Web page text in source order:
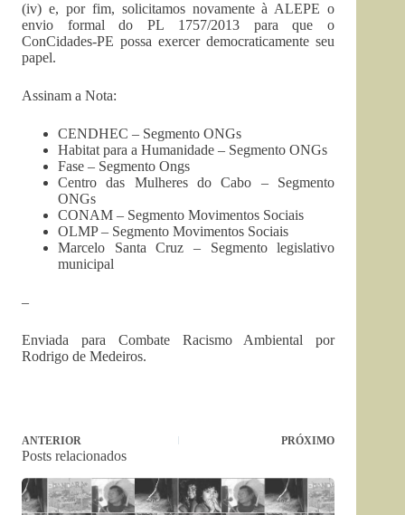
(iv) e, por fim, solicitamos novamente à ALEPE o
envio formal do PL 1757/2013 para que o
ConCidades-PE possa exercer democraticamente seu
papel.
Assinam a Nota:
CENDHEC – Segmento ONGs
Habitat para a Humanidade – Segmento ONGs
Fase – Segmento Ongs
Centro das Mulheres do Cabo – Segmento
ONGs
CONAM – Segmento Movimentos Sociais
OLMP – Segmento Movimentos Sociais
Marcelo Santa Cruz – Segmento legislativo
municipal
–
Enviada para Combate Racismo Ambiental por
Rodrigo de Medeiros.
ANTERIOR PRÓXIMO
Posts relacionados